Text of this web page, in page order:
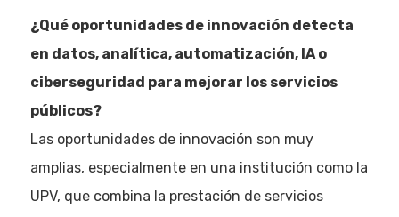
¿Qué oportunidades de innovación detecta
en datos, analítica, automatización, IA o
ciberseguridad para mejorar los servicios
públicos?
Las oportunidades de innovación son muy
amplias, especialmente en una institución como la
UPV, que combina la prestación de servicios
Noticias
Quiénes